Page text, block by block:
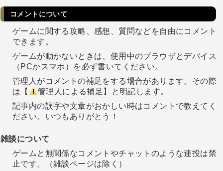
コメントについて
ゲームに関する攻略、感想、質問などを自由にコメント
できます。
ゲームが動かないときは、使用中のブラウザとデバイス
（PCかスマホ）を必ず書いてください。
管理人がコメントの補足をする場合があります。その際
は【
管理人による補足】と明記します。
記事内の誤字や文章がおかしい時はコメントで教えてく
ださい。いつもありがとう！
雑談について
ゲームと無関係なコメントやチャットのような連投は禁
止です。（雑談ページは除く）